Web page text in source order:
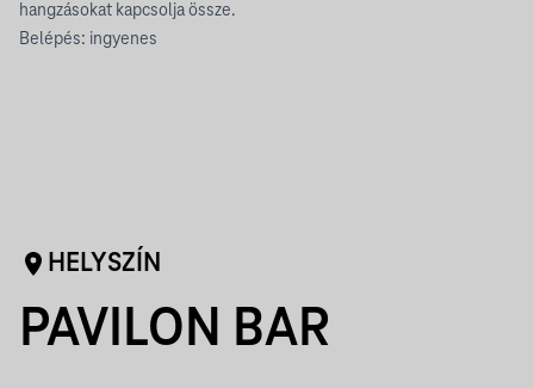
hangzásokat kapcsolja össze.
Belépés: ingyenes
HELYSZÍN
PAVILON BAR